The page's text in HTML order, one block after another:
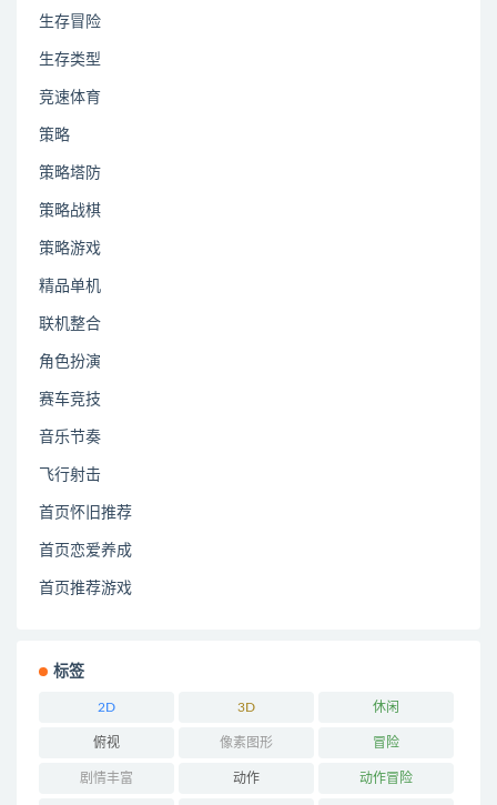
生存冒险
生存类型
竞速体育
策略
策略塔防
策略战棋
策略游戏
精品单机
联机整合
角色扮演
赛车竞技
音乐节奏
飞行射击
首页怀旧推荐
首页恋爱养成
首页推荐游戏
标签
2D 3D 休闲
俯视 像素图形 冒险
剧情丰富 动作 动作冒险